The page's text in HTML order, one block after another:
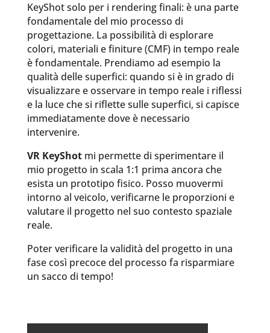
KeyShot solo per i rendering finali: è una parte
fondamentale del mio processo di
progettazione. La possibilità di esplorare
colori, materiali e finiture (CMF) in tempo reale
è fondamentale. Prendiamo ad esempio la
qualità delle superfici: quando si è in grado di
visualizzare e osservare in tempo reale i riflessi
e la luce che si riflette sulle superfici, si capisce
immediatamente dove è necessario
intervenire.
VR KeyShotmi permette di sperimentare il
mio progetto in scala 1:1 prima ancora che
esista un prototipo fisico. Posso muovermi
intorno al veicolo, verificarne le proporzioni e
valutare il progetto nel suo contesto spaziale
reale.
Poter verificare la validità del progetto in una
fase così precoce del processo fa risparmiare
un sacco di tempo!